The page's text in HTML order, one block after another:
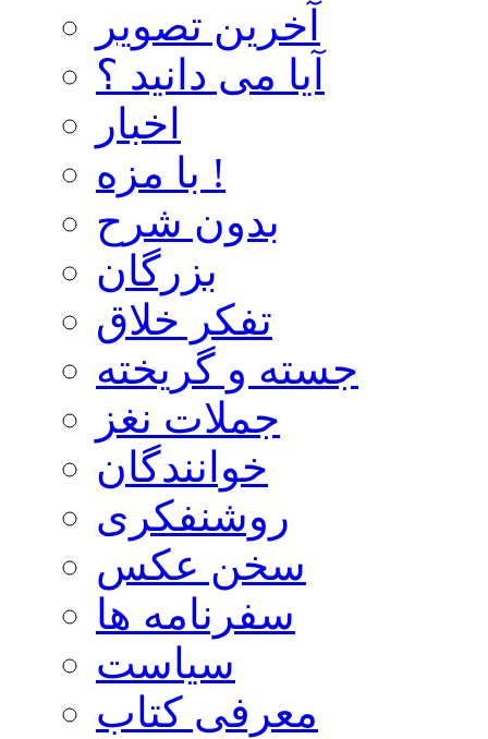
آخرین تصویر
آیا می دانید ؟
اخبار
با مزه !
بدون شرح
بزرگان
تفکر خلاق
جسته و گریخته
جملات نغز
خوانندگان
روشنفکری
سخن عکس
سفرنامه ها
سیاست
معرفی کتاب